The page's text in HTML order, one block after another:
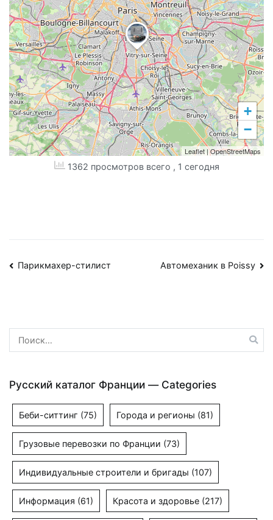
+
−
Leaflet |OpenStreetMaps
1362 просмотров всего , 1 сегодня
Навигация
Парикмахер-стилист Автомеханик в Poissy
Найти:
Русский каталог Франции — Categories
Беби-ситтинг (75) Города и регионы (81)
Грузовые перевозки по Франции (73)
Индивидуальные строители и бригады (107)
Информация (61) Красота и здоровье (217)